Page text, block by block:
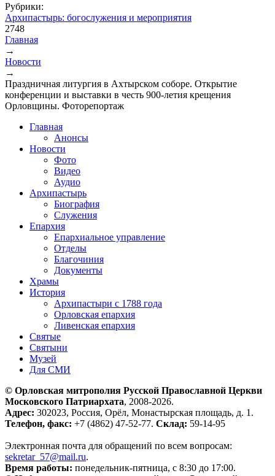
Рубрики:
Архипастырь: богослужения и мероприятия
2748
Вы здесь
Главная
→
Новости
→
Праздничная литургия в Ахтырском соборе. Открытие
конференции и выставки в честь 900-летия крещения
Орловщины. Фоторепортаж
Главная
Анонсы
Новости
Фото
Видео
Аудио
Архипастырь
Биография
Служения
Епархия
Епархиальное управление
Отделы
Благочиния
Документы
Храмы
История
Архипастыри с 1788 года
Орловская епархия
Ливенская епархия
Святые
Святыни
Музей
Для СМИ
© Орловская митрополия Русской Православной Церкви
Московского Патриархата, 2008-2026.
Адрес: 302023, Россия, Орёл, Монастырская площадь, д. 1.
Телефон, факс: +7 (4862) 47-52-77. Склад: 59-14-95
Электронная почта для обращений по всем вопросам:
sekretar_57@mail.ru.
Время работы: понедельник-пятница, с 8:30 до 17:00.